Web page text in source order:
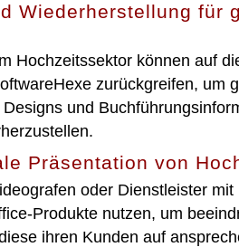
Wiederherstellung für
Hochzeitssektor können auf
zurückgreifen, um
und
Präsentation von
oder Dienstleister
Produkte nutzen, um
ihren Kunden auf